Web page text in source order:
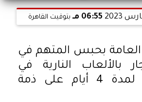
06:55 مـ بتوقيت القاهرة
العامة بحبس المتهم في
بالألعاب النارية في
الإسكندرية، لمدة 4 أيام على ذمة